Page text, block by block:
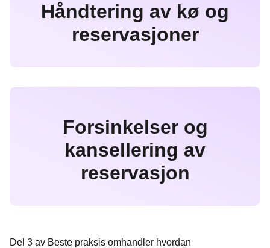
o
d
Håndtering av kø og
reservasjoner
Forsinkelser og
kansellering av
reservasjon
De 3 av Beste praksis omhandler hvordan